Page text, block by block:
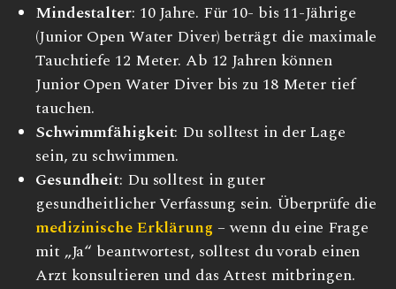
Mindestalter: 10 Jahre. Für 10- bis 11-Jährige
(Junior Open Water Diver) beträgt die maximale
Tauchtiefe 12 Meter. Ab 12 Jahren können
Junior Open Water Diver bis zu 18 Meter tief
tauchen.
Schwimmfähigkeit: Du solltest in der Lage
sein, zu schwimmen.
Gesundheit: Du solltest in guter
gesundheitlicher Verfassung sein. Überprüfe die
medizinische Erklärung – wenn du eine Frage
mit „Ja“ beantwortest, solltest du vorab einen
Arzt konsultieren und das Attest mitbringen.